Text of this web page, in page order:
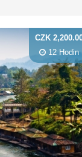
CZK
12 Hodin